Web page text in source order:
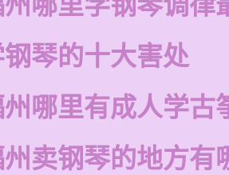
钢琴的十大害处
哪里有成人学古
卖钢琴的地方有